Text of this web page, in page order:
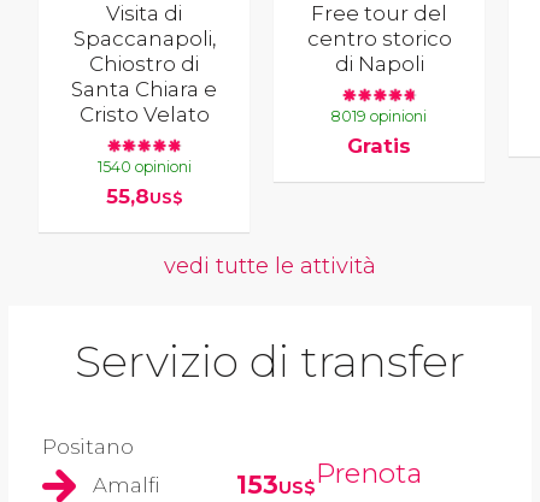
Visita di
Spaccanapoli,
Chiostro di
Santa Chiara e
Cristo Velato
1540 opinioni
55,8US$
Free tour del
centro storico
di Napoli
8019 opinioni
Gratis
vedi tutte le attività
Servizio di transfer
Positano
Amalfi
153US$Prenota